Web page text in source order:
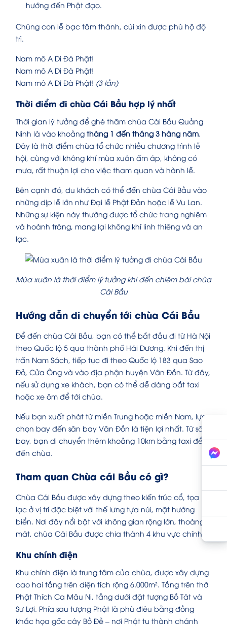
hướng đến Phật đạo.
Chúng con lễ bạc tâm thành, cúi xin được phù hộ độ
trì.
Nam mô A Di Đà Phật!
Nam mô A Di Đà Phật!
Nam mô A Di Đà Phật! (3 lần)
Thời điểm đi chùa Cái Bầu hợp lý nhất
Thời gian lý tưởng để ghé thăm chùa Cái Bầu Quảng
Ninh là vào khoảng tháng 1 đến tháng 3 hàng năm
Đây là thời điểm chùa tổ chức nhiều chương trình lễ
hội, cùng với không khí mùa xuân ấm áp, không có
mưa, rất thuận lợi cho việc tham quan và hành lễ.
Bên cạnh đó, du khách có thể đến chùa Cái Bầu vào
những dịp lễ lớn như Đại lễ Phật Đản hoặc lễ Vu Lan.
Những sự kiện này thường được tổ chức trang nghiêm
và hoành tráng, mang lại không khí linh thiêng và an
lạc.
Mùa xuân là thời điểm lý tưởng khi đến chiêm bái chùa
Cái Bầu
Hướng dẫn di chuyển tới chùa Cái Bầu
Để đến chùa Cái Bầu, bạn có thể bắt đầu đi từ Hà Nội
theo Quốc lộ 5 qua thành phố Hải Dương. Khi đến thị
trấn Nam Sách, tiếp tục đi theo Quốc lộ 183 qua Sao
Đỏ, Cửa Ông và vào địa phận huyện Vân Đồn. Từ đây,
nếu sử dụng xe khách, bạn có thể dễ dàng bắt taxi
hoặc xe ôm để tới chùa.
Nếu bạn xuất phát từ miền Trung hoặc miền Nam, lựa
chọn bay đến sân bay Vân Đồn là tiện lợi nhất. Từ sân
bay, bạn di chuyển thêm khoảng 10km bằng taxi để
đến chùa.
Tham quan Chùa cái Bầu có gì?
Chùa Cái Bầu được xây dựng theo kiến trúc cổ, tọa
lạc ở vị trí đặc biệt với thế lưng tựa núi, mặt hướng
biển. Nơi đây nổi bật với không gian rộng lớn, thoáng
mát, chùa Cái Bầu được chia thành 4 khu vực chính:
Khu chính điện
Khu chính điện là trung tâm của chùa, được xây dựng
cao hai tầng trên diện tích rộng 6.000m². Tầng trên thờ
Phật Thích Ca Mâu Ni, tầng dưới đặt tượng Bồ Tát và
Sư Lợi. Phía sau tượng Phật là phù điêu bằng đồng
khắc họa gốc cây Bồ Đề – nơi Phật tu thành chánh